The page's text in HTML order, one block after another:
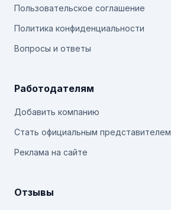
Пользовательское соглашение
Политика конфиденциальности
Вопросы и ответы
Работодателям
Добавить компанию
Стать официальным представителем
Реклама на сайте
Отзывы